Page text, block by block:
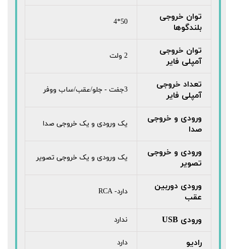
توان خروجی
بلندگوها
50*4
توان خروجی
آمپلی فایر
2 ولت
تعداد خروجی
آمپلی فایر
3جفت - جلو/عقب/ساب ووفر
ورودی و خروجی
صدا
یک ورودی و یک خروجی صدا
ورودی و خروجی
تصویر
یک ورودی و یک خروجی تصویر
ورودی دوربین
عقب
دارد- RCA
ورودی USB ندارد
رادیو دارد